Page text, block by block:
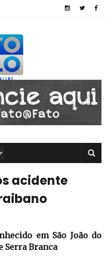
acidente
em São João do
Serra Branca